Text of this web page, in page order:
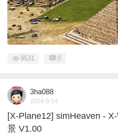
9531 0
3ha088
2024-9-14
[X-Plane12] simHeaven -
景 V1.00